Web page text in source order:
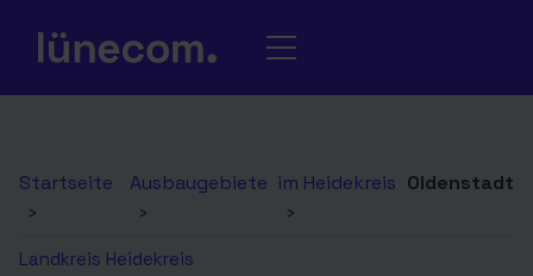
Startseite
›
Ausbaugebiete
›
im Heidekreis
›
Oldenstadt
Landkreis Heidekreis